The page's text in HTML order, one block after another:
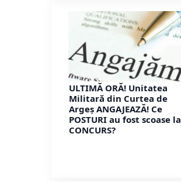
ULTIMĂ ORĂ! Unitatea
Militară din Curtea de
Argeș ANGAJEAZĂ! Ce
POSTURI au fost scoase la
CONCURS?